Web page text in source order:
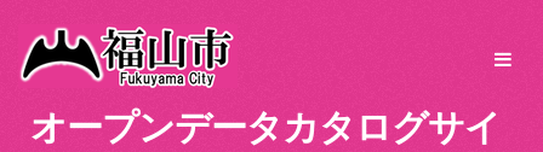
オープンデータカタログサイ